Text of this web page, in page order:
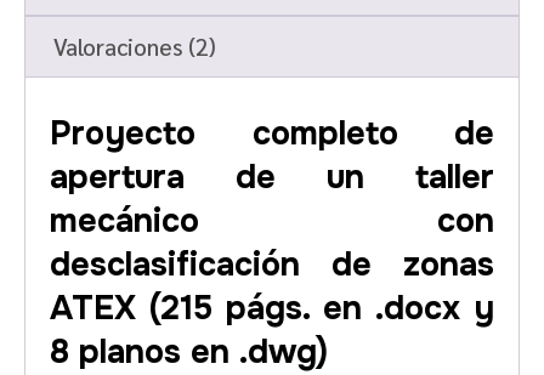
Valoraciones (2)
Proyecto completo de
apertura de un taller
mecánico con
desclasificación de zonas
ATEX (215 págs. en .docx y
8 planos en .dwg)